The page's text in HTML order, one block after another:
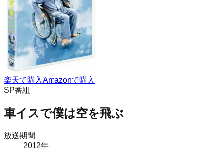
楽天で購入Amazonで購入
SP番組
車イスで僕は空を飛ぶ
放送期間
2012年